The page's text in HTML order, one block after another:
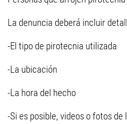
La denuncia deberá incluir
-El tipo de pirotecnia utilizada
-La ubicación
-La hora del hecho
-Si es posible, videos o fotos de